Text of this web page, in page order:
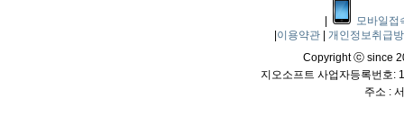
모바일접
이용약관
개인정보취급
Copyright ⓒ since
지오소프트 사업자등록번호:
주소 :